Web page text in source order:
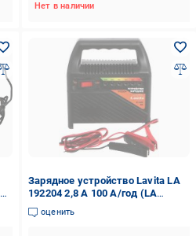
Нет в наличии
Зарядное устройство Lavita LA
192204 2,8 А 100 А/год (LA
192204)
оценить